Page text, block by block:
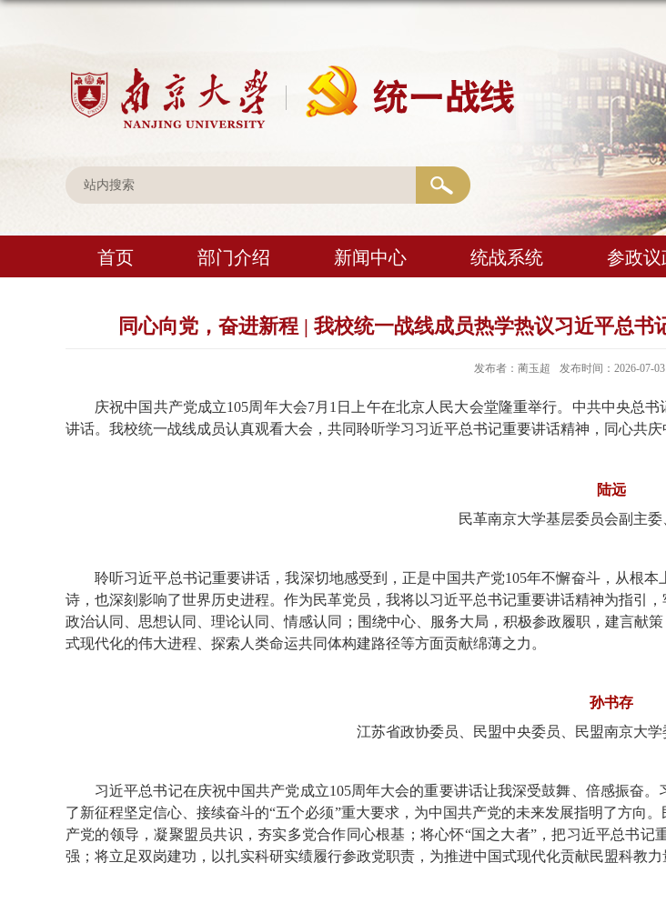
首页 部门介绍 新闻中心 统战系统 参政议
同心向党，奋进新程 | 我校统一战线成员热学热议习近平总
发布者：蔺玉超 发布时间：2026-07-03
庆祝中国共产党成立105周年大会7月1日上午在北京人民大会堂隆重举行。中共中央总
讲话。我校统一战线成员认真观看大会，共同聆听学习习近平总书记重要讲话精神，同心共
陆远
民革南京大学基层委员会副主
聆听习近平总书记重要讲话，我深切地感受到，正是中国共产党105年不懈奋斗，从根
诗，也深刻影响了世界历史进程。作为民革党员，我将以习近平总书记重要讲话精神为指引
政治认同、思想认同、理论认同、情感认同；围绕中心、服务大局，积极参政履职，建言献
式现代化的伟大进程、探索人类命运共同体构建路径等方面贡献绵薄之力。
孙书存
江苏省政协委员、民盟中央委员、民盟南京大
习近平总书记在庆祝中国共产党成立105周年大会的重要讲话让我深受鼓舞、倍感振奋
了新征程坚定信心、接续奋斗的“五个必须”重大要求，为中国共产党的未来发展指明了方向
产党的领导，凝聚盟员共识，夯实多党合作同心根基；将心怀“国之大者”，把习近平总书
强；将立足双岗建功，以扎实科研实绩履行参政党职责，为推进中国式现代化贡献民盟科教力